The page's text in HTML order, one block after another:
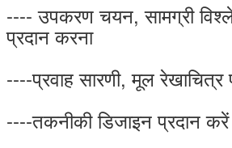
---- उपकरण चयन, सामग्री
प्रदान करना
----प्रवाह सारणी, मूल
----तकनीकी डिजाइन प्रदान करें